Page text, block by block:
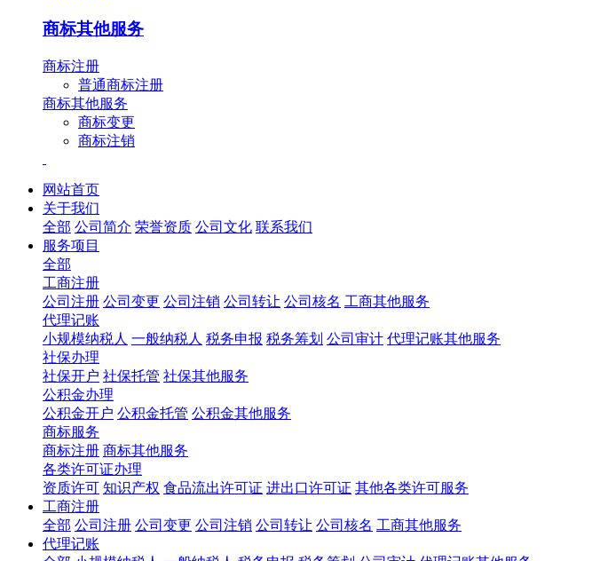
商标其他服务
商标注册
普通商标注册
商标其他服务
商标变更
商标注销
网站首页
关于我们
全部 公司简介 荣誉资质 公司文化 联系我们
服务项目
全部
工商注册
公司注册 公司变更 公司注销 公司转让 公司核名 工商其他服务
代理记账
小规模纳税人 一般纳税人 税务申报 税务筹划 公司审计 代理记账其他服务
社保办理
社保开户 社保托管 社保其他服务
公积金办理
公积金开户 公积金托管 公积金其他服务
商标服务
商标注册 商标其他服务
各类许可证办理
资质许可 知识产权 食品流出许可证 进出口许可证 其他各类许可服务
工商注册
全部 公司注册 公司变更 公司注销 公司转让 公司核名 工商其他服务
代理记账